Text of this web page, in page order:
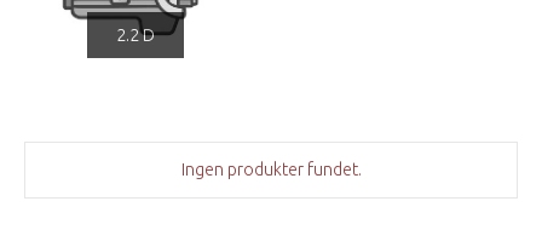
2.2 D
Ingen produkter fundet.